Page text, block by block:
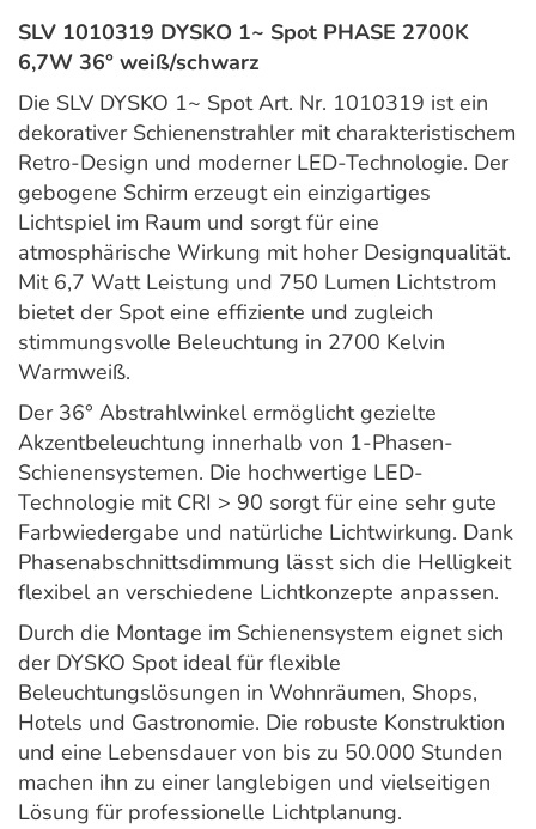
SLV 1010319 DYSKO 1~ Spot PHASE 2700K
6,7W 36° weiß/schwarz
Die SLV DYSKO 1~ Spot Art. Nr. 1010319 ist ein
dekorativer Schienenstrahler mit charakteristischem
Retro-Design und moderner LED-Technologie. Der
gebogene Schirm erzeugt ein einzigartiges
Lichtspiel im Raum und sorgt für eine
atmosphärische Wirkung mit hoher Designqualität.
Mit 6,7 Watt Leistung und 750 Lumen Lichtstrom
bietet der Spot eine effiziente und zugleich
stimmungsvolle Beleuchtung in 2700 Kelvin
Warmweiß.
Der 36° Abstrahlwinkel ermöglicht gezielte
Akzentbeleuchtung innerhalb von 1-Phasen-
Schienensystemen. Die hochwertige LED-
Technologie mit CRI > 90 sorgt für eine sehr gute
Farbwiedergabe und natürliche Lichtwirkung. Dank
Phasenabschnittsdimmung lässt sich die Helligkeit
flexibel an verschiedene Lichtkonzepte anpassen.
Durch die Montage im Schienensystem eignet sich
der DYSKO Spot ideal für flexible
Beleuchtungslösungen in Wohnräumen, Shops,
Hotels und Gastronomie. Die robuste Konstruktion
und eine Lebensdauer von bis zu 50.000 Stunden
machen ihn zu einer langlebigen und vielseitigen
Lösung für professionelle Lichtplanung.